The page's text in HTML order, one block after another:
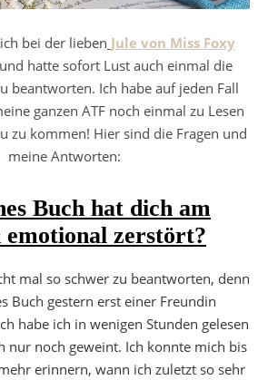
bei der lieben Jule von Miss Foxy
hatte sofort Lust auch einmal die
beantworten. Ich habe auf jeden Fall
ganzen ATF noch einmal zu Lesen
zu kommen! Hier sind die Fragen und
meine Antworten:
Buch hat dich am
emotional zerstört?
mal so schwer zu beantworten, denn
Buch gestern erst einer Freundin
habe ich in wenigen Stunden gelesen
nur noch geweint. Ich konnte mich bis
erinnern, wann ich zuletzt so sehr